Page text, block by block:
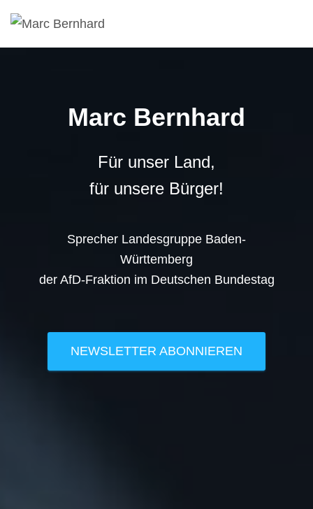
Marc Bernhard
Für unser Land,
für unsere Bürger!
Sprecher Landesgruppe Baden-
Württemberg
der AfD-Fraktion im Deutschen Bundestag
NEWSLETTER ABONNIEREN